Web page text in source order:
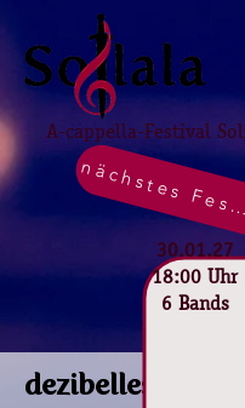
A-cappella-Festival
30.01.27
18:00 Uhr
6 Bands
nächstes
dezibelles